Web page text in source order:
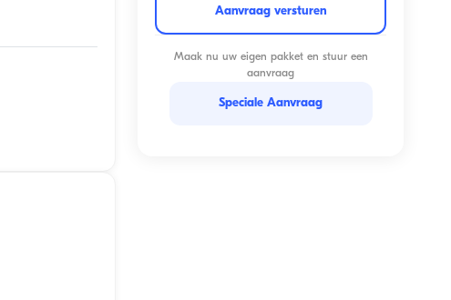
Aanvraag versturen
Maak nu uw eigen pakket en stuur een
aanvraag
Speciale Aanvraag